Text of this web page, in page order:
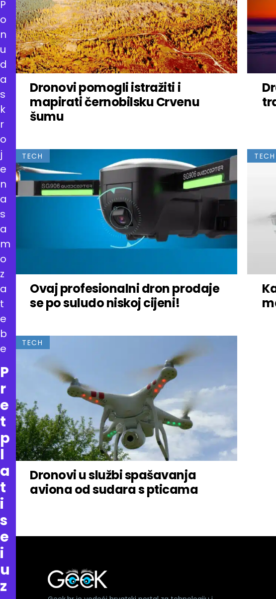
Dronovi pomogli istražiti i
mapirati černobilsku Crvenu
šumu
TECH
Ovaj profesionalni dron prodaje
se po suludo niskoj cijeni!
TECH
TECH
Dronovi u službi spašavanja
aviona od sudara s pticama
P
o
n
u
d
a
s
k
r
o
j
e
n
a
s
a
m
o
z
a
t
e
b
e
P
r
e
t
p
l
a
t
i
s
e
i
u
z